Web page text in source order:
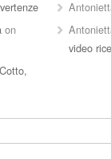
on
video